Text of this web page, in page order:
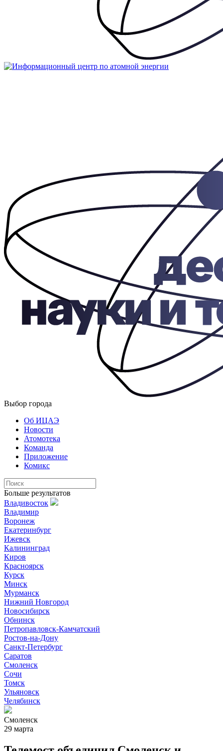
Выбор города
Об ИЦАЭ
Новости
Атомотека
Команда
Приложение
Комикс
Больше результатов
Владивосток
Владимир
Воронеж
Екатеринбург
Ижевск
Калининград
Киров
Красноярск
Курск
Минск
Мурманск
Нижний Новгород
Новосибирск
Обнинск
Петропавловск-Камчатский
Ростов-на-Дону
Санкт-Петербург
Саратов
Смоленск
Сочи
Томск
Ульяновск
Челябинск
Смоленск
29 марта